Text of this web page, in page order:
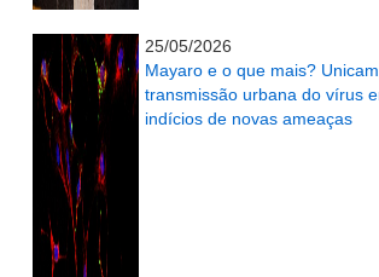
25/05/2026
Mayaro e o que mais?
transmissão urbana do vírus
indícios de novas ameaças